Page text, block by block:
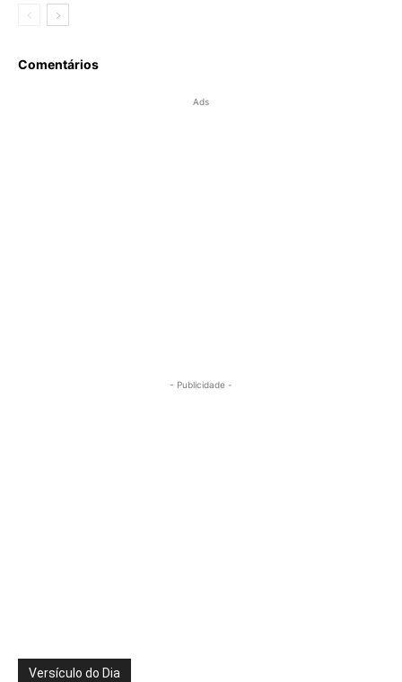
Comentários
Ads
- Publicidade -
Versículo do Dia